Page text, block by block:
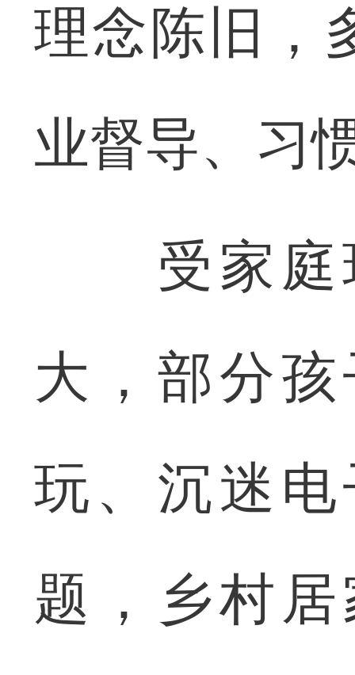
理念陈旧，
业督导、习
受家庭环
大，部分
玩、沉迷
题，乡村